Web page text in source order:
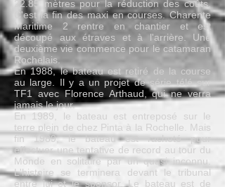
22.85 mètres pour la réduction des coûts.
C'est la fin des maxi en courses. Charente
Maritime 2 rentre en chantier et est
découpé aux étraves et à l'arrière. Une
deuxième vie commence pour le catamaran
Rochelais.
En 1988, le bateau est retiré de la course
au large. Il y a un projet de série télé sur
TF1 avec Florence Arthaud, qui ne verra
jamais le jour.
En 1989, le bateau est entreposé sur le
terre plein de chez Pinta à la Rochelle. Mais
fin 1989, le bateau est racheté pour
effectuer une tentative de record au tour du
Monde en solitaire par un quasi inconnu.
L'histoire se terminera devant le tribunal
entre lui et le sponsor. Le bateau est de